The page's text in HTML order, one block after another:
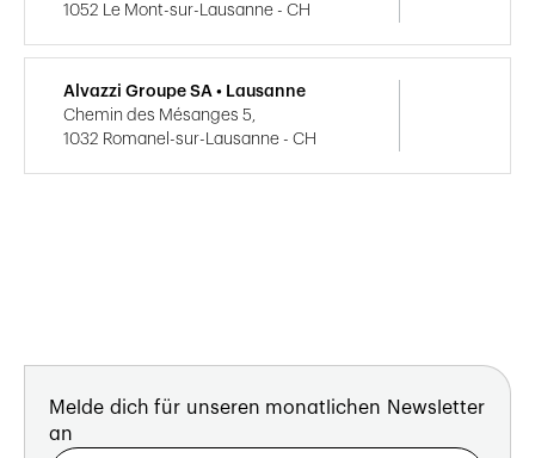
1052 Le Mont-sur-Lausanne - CH
Alvazzi Groupe SA • Lausanne
Chemin des Mésanges 5,
1032 Romanel-sur-Lausanne - CH
Melde dich für unseren monatlichen Newsletter
an